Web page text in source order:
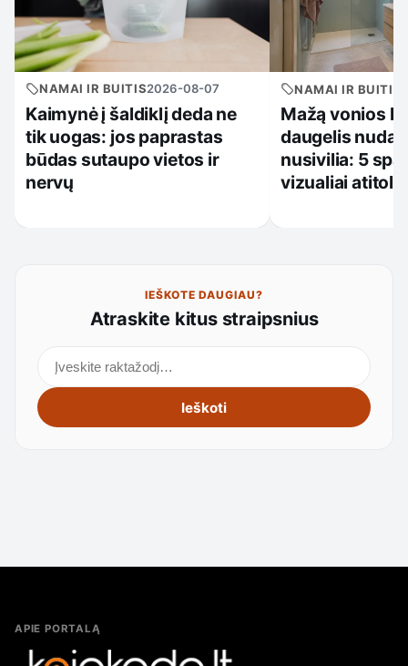
NAMAI IR BUITIS2026-08-07
Kaimynė į šaldiklį deda ne
tik uogas: jos paprastas
būdas sutaupo vietos ir
nervų
NAMAI IR BUITIS
Mažą vonios
daugelis
nusivilia: 5
vizualiai
IEŠKOTE DAUGIAU?
Atraskite kitus straipsnius
Ieškoti
APIE PORTALĄ